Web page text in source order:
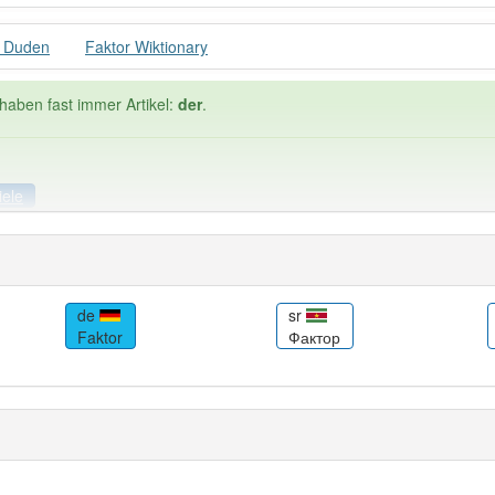
Faktor Wiktionary
fast immer Artikel: der.
Wörter mit
de
Faktor
sr
Фактор